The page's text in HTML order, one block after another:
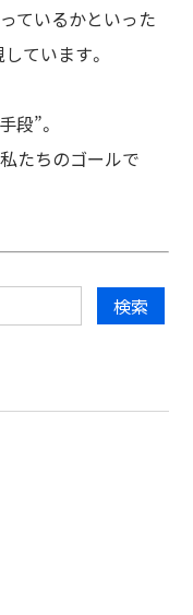
ているかといった
ています。
段”。
たちのゴールで